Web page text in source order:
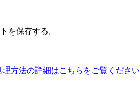
を保存する。
方法の詳細はこちらをご覧ください